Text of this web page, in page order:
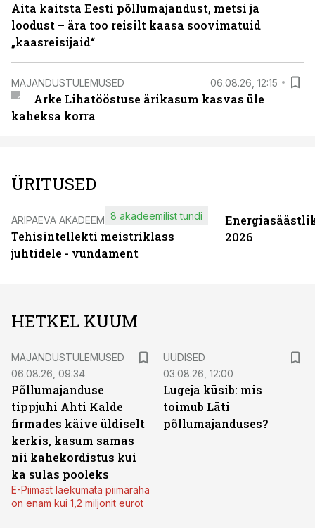
Aita kaitsta Eesti põllumajandust, metsi ja
loodust – ära too reisilt kaasa soovimatuid
„kaasreisijaid“
MAJANDUSTULEMUSED 06.08.26, 12:15
Arke Lihatööstuse ärikasum kasvas üle
kaheksa korra
ÜRITUSED
ÄRIPÄEVA AKADEEMIA
Tehisintellekti meistriklass
juhtidele - vundament
8 akadeemilist tundi
2026
HETKEL KUUM
MAJANDUSTULEMUSED
06.08.26, 09:34
Põllumajanduse
tippjuhi Ahti Kalde
firmades käive üldiselt
kerkis, kasum samas
nii kahekordistus kui
ka sulas pooleks
E-Piimast laekumata piimaraha
on enam kui 1,2 miljonit eurot
UUDISED
03.08.26, 12:00
Lugeja küsib: mis
toimub Läti
põllumajanduses?